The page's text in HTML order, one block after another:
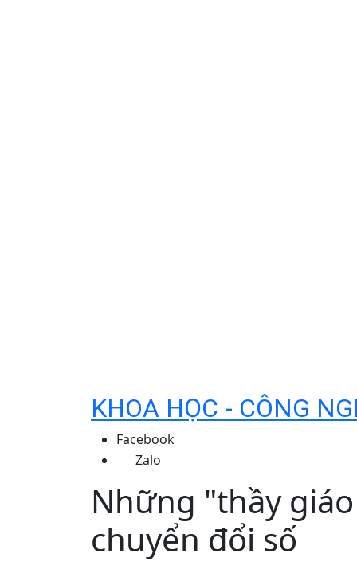
KHOA HỌC - CÔNG
Facebook
Zalo
Những "thầy
chuyển đổi số